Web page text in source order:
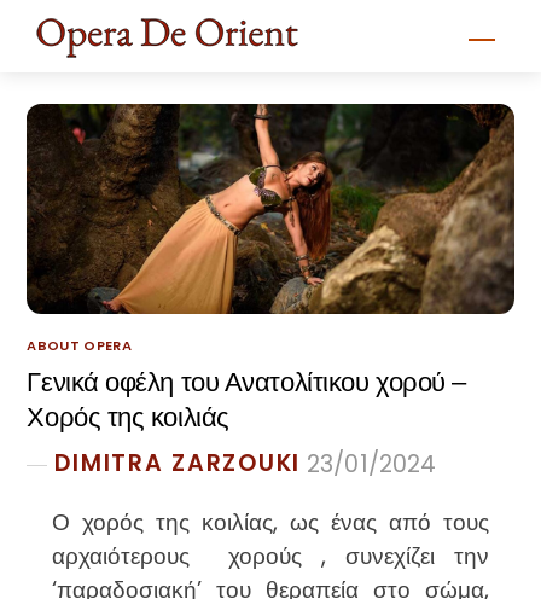
ABOUT OPERA
Γενικά οφέλη του Ανατολίτικου χορού –
Χορός της κοιλιάς
DIMITRA ZARZOUKI 23/01/2024
Ο χορός της κοιλίας, ως ένας από τους
αρχαιότερους χορούς , συνεχίζει την
‘παραδοσιακή’ του θεραπεία στο σώμα,